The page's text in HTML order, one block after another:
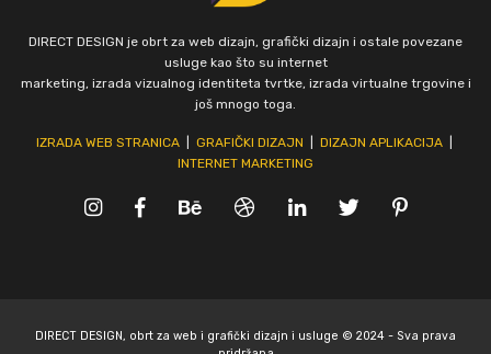
DIRECT DESIGN je obrt za web dizajn, grafički dizajn i ostale povezane
usluge kao što su internet
marketing, izrada vizualnog identiteta tvrtke, izrada virtualne trgovine i
još mnogo toga.
IZRADA WEB STRANICA| GRAFIČKI DIZAJN DIZAJN APLIKACIJA|
INTERNET MARKETING
DIRECT DESIGN, obrt za web i grafički dizajn i usluge © 2024 - Sva prava